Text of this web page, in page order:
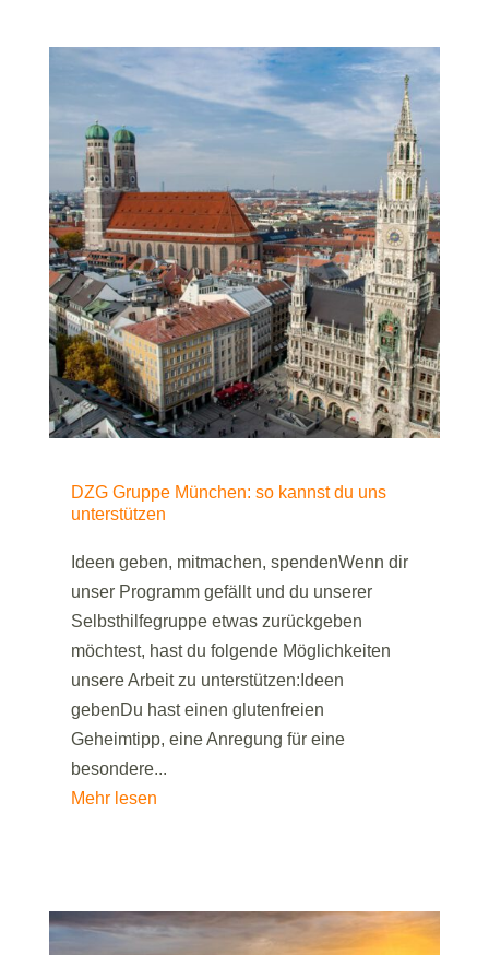
DZG Gruppe München: so kannst du uns
unterstützen
Ideen geben, mitmachen, spendenWenn dir
unser Programm gefällt und du unserer
Selbsthilfegruppe etwas zurückgeben
möchtest, hast du folgende Möglichkeiten
unsere Arbeit zu unterstützen:Ideen
gebenDu hast einen glutenfreien
Geheimtipp, eine Anregung für eine
besondere...
Mehr lesen